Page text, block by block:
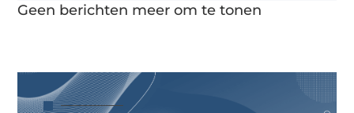
Geen berichten meer om te tonen